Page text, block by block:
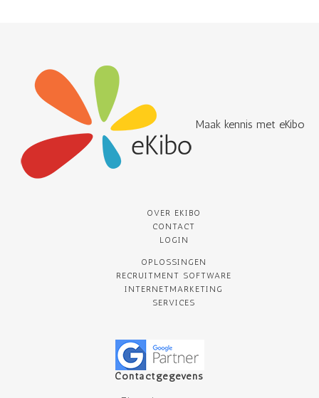
Maak kennis met eKibo
OVER EKIBO
CONTACT
LOGIN
OPLOSSINGEN
RECRUITMENT SOFTWARE
INTERNETMARKETING
SERVICES
Contactgegevens